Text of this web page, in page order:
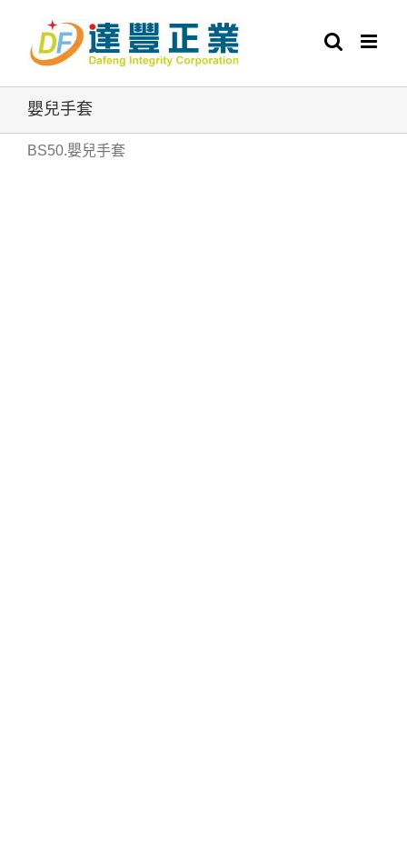
content
嬰兒手套
BS50.嬰兒手套